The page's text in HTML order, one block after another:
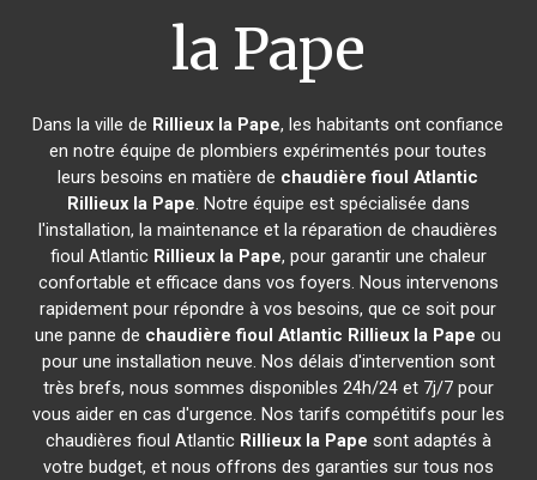
la Pape
Dans la ville de Rillieux la Pape, les habitants ont confiance
en notre équipe de plombiers expérimentés pour toutes
leurs besoins en matière de chaudière fioul Atlantic
Rillieux la Pape. Notre équipe est spécialisée dans
l'installation, la maintenance et la réparation de chaudières
fioul Atlantic Rillieux la Pape, pour garantir une chaleur
confortable et efficace dans vos foyers. Nous intervenons
rapidement pour répondre à vos besoins, que ce soit pour
une panne de chaudière fioul Atlantic Rillieux la Pape ou
pour une installation neuve. Nos délais d'intervention sont
très brefs, nous sommes disponibles 24h/24 et 7j/7 pour
vous aider en cas d'urgence. Nos tarifs compétitifs pour les
chaudières fioul Atlantic Rillieux la Pape sont adaptés à
votre budget, et nous offrons des garanties sur tous nos